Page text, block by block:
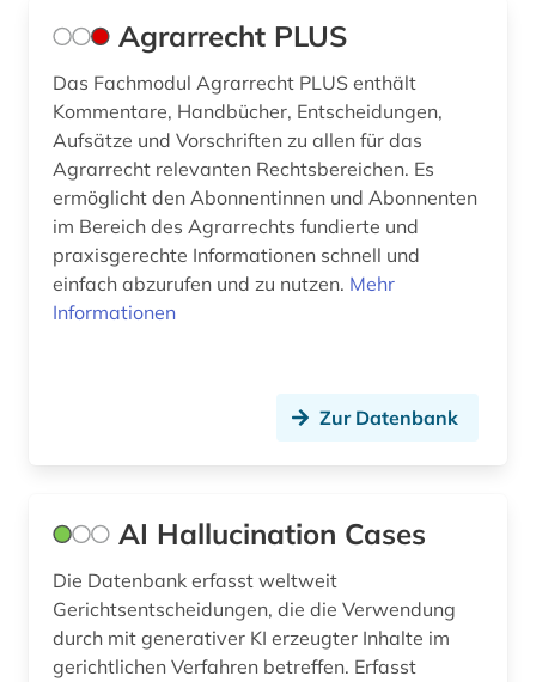
corpus iuris civilis (1)
covid (1)
covid-19 (2)
datanbank (1)
daten (2)
datenschutzrecht (3)
datenwirtschaft (1)
ddr (1)
Agrarrecht PLUS
Das Fachmodul Agrarrecht PLUS enthält
Kommentare, Handbücher, Entscheidungen,
Aufsätze und Vorschriften zu allen für das
Agrarrecht relevanten Rechtsbereichen. Es
ermöglicht den Abonnentinnen und Abonnenten
im Bereich des Agrarrechts fundierte und
praxisgerechte Informationen schnell und
einfach abzurufen und zu nutzen. Mehr
Informationen
Zur Datenbank
AI Hallucination Cases
Die Datenbank erfasst weltweit
Gerichtsentscheidungen, die die Verwendung
durch mit generativer KI erzeugter Inhalte im
gerichtlichen Verfahren betreffen. Erfasst